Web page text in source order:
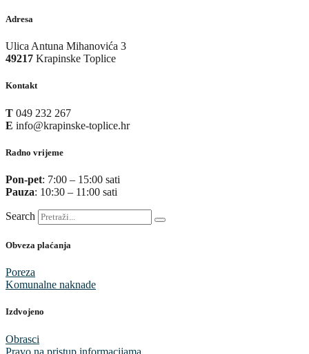
Adresa
Ulica Antuna Mihanovića 3
49217 Krapinske Toplice
Kontakt
T 049 232 267
E info@krapinske-toplice.hr
Radno vrijeme
Pon-pet: 7:00 – 15:00 sati
Pauza: 10:30 – 11:00 sati
Search
Obveza plaćanja
Poreza
Komunalne naknade
Izdvojeno
Obrasci
Pravo na pristup informacijama